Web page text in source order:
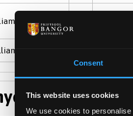
Consent
This website uses cookies
We use cookies to
Myfyrwyr